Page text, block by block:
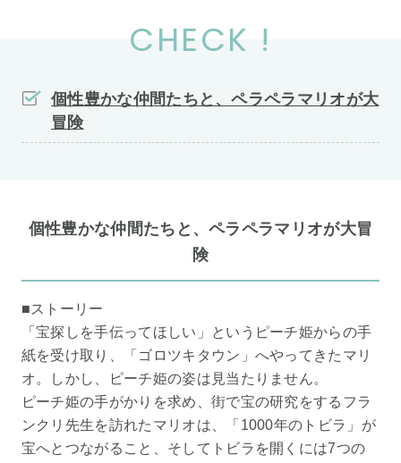
CHECK !
個性豊かな仲間たちと、ペラペラマリオが大
冒険
個性豊かな仲間たちと、ペラペラマリオが大冒
険
■ストーリー
「宝探しを手伝ってほしい」というピーチ姫からの手
紙を受け取り、「ゴロツキタウン」へやってきたマリ
オ。しかし、ピーチ姫の姿は見当たりません。
ピーチ姫の手がかりを求め、街で宝の研究をするフラ
ンクリ先生を訪れたマリオは、「1000年のトビラ」が
宝へとつながること、そしてトビラを開くには7つの